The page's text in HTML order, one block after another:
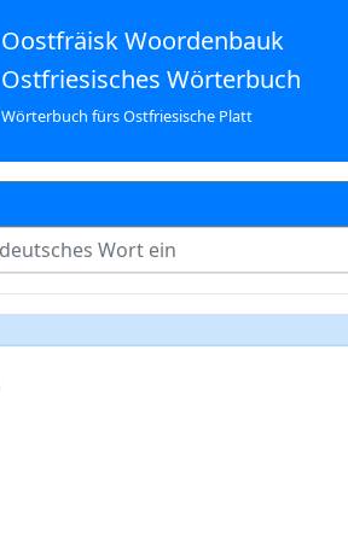
Oostfräisk Woordenbauk
Ostfriesisches Wörterbuch
Wörterbuch fürs Ostfriesische Platt